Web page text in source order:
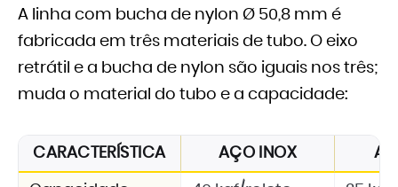
A linha com bucha de nylon Ø 50,8 mm é
fabricada em três materiais de tubo. O eixo
retrátil e a bucha de nylon são iguais nos três;
muda o material do tubo e a capacidade:
CARACTERÍSTICA AÇO INOX